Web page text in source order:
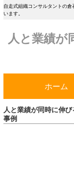
自走式組織コンサルタントの
います。
人と業績が
ホーム
人と業績が同時に伸
事例